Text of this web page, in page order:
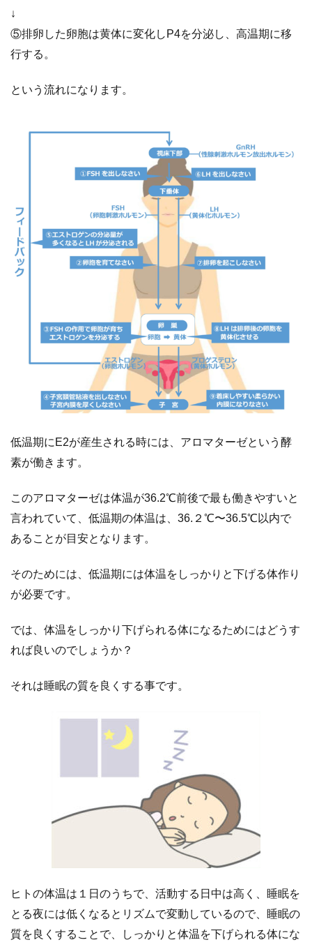
↓
⑤排卵した卵胞は黄体に変化しP4を分泌し、高温期に移
行する。
という流れになります。
低温期にE2が産生される時には、アロマターゼという酵
素が働きます。
このアロマターゼは体温が36.2℃前後で最も働きやすいと
言われていて、低温期の体温は、36.２℃〜36.5℃以内で
あることが目安となります。
そのためには、低温期には体温をしっかりと下げる体作り
が必要です。
では、体温をしっかり下げられる体になるためにはどうす
れば良いのでしょうか？
それは睡眠の質を良くする事です。
ヒトの体温は１日のうちで、活動する日中は高く、睡眠を
とる夜には低くなるとリズムで変動しているので、睡眠の
質を良くすることで、しっかりと体温を下げられる体にな